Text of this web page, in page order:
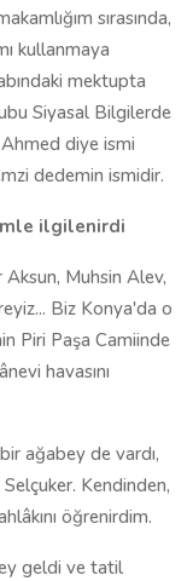
sırasında,
kullanmaya
mektupta
Siyasal Bilgilerde
diye ismi
dedemin ismidir.
ilgilenirdi
Muhsin Alev,
Biz Konya'da o
Piri Paşa Camiinde
havasını
ağabey de vardı,
Kendinden,
öğrenirdim.
geldi ve tatil